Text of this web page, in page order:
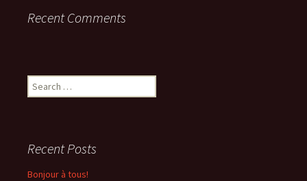
Recent Comments
Search
for:
Recent Posts
Bonjour à tous!